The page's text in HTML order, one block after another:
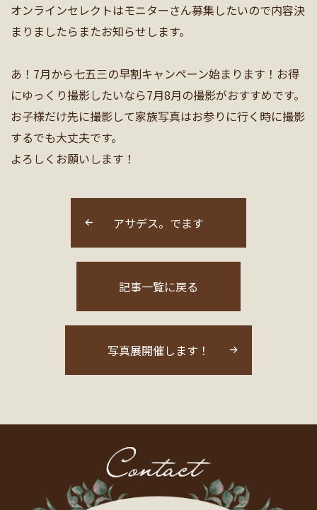
オンラインセレクトはモニターさん募集したいので内容決
まりましたらまたお知らせします。
あ！7月から七五三の早割キャンペーン始まります！お得
にゆっくり撮影したいなら7月8月の撮影がおすすめです。
お子様だけ先に撮影して家族写真はお参りに行く時に撮影
するでも大丈夫です。
よろしくお願いします！
アサデス。でます
記事一覧に戻る
写真展開催します！